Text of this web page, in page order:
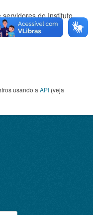
do Instituto
Tecnologia - IBICT
usando a API (veja